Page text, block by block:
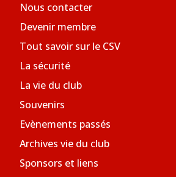
Nous contacter
Devenir membre
Tout savoir sur le CSV
La sécurité
La vie du club
Souvenirs
Evènements passés
Archives vie du club
Sponsors et liens